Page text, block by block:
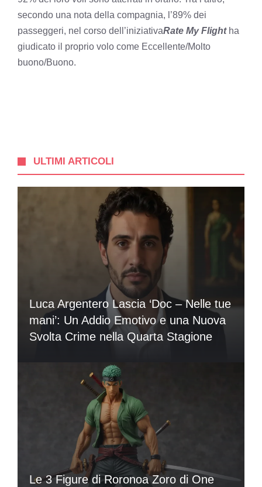
secondo una nota della compagnia, l’89% dei
passeggeri, nel corso dell’iniziativaRate My Flightha
giudicato il proprio volo come Eccellente/Molto
buono/Buono.
ULTIMI ARTICOLI
Luca Argentero Lascia ‘Doc – Nelle tue
mani’: Un Addio Emotivo e una Nuova
Svolta Crime nella Quarta Stagione
Le 3 Figure di Roronoa Zoro di One